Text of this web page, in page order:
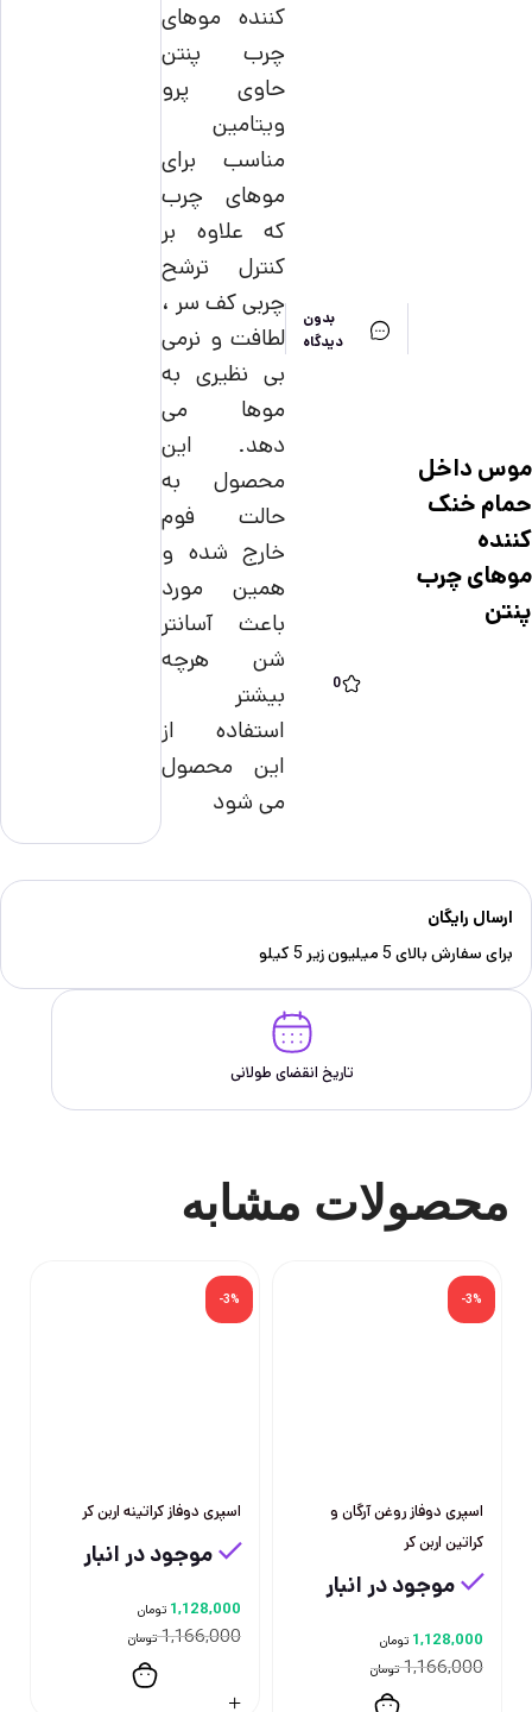
بدون
دیدگاه
0
موس داخل
حمام خنک
کننده
موهای چرب
پنتن
کننده موهای
چرب پنتن
حاوی پرو
ویتامین
مناسب برای
موهای چرب
که علاوه بر
کنترل ترشح
چربی کف سر ،
لطافت و نرمی
بی نظیری به
موها می
دهد. این
محصول به
حالت فوم
خارج شده و
همین مورد
باعث آسانتر
شن هرچه
بیشتر
استفاده از
این محصول
می شود
ارسال رایگان
برای سفارش‌ بالای 5 میلیون زیر 5 کیلو
تاریخ انقضای طولانی
محصولات مشابه
-3%
اسپری دوفاز روغن آرگان و
کراتین اربن کر
موجود در انبار
1,166,000 تومان
1,128,000 تومان
-3%
اسپری دوفاز کراتینه اربن کر
موجود در انبار
1,166,000 تومان
1,128,000 تومان